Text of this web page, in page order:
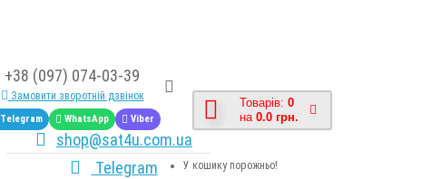
+38 (097) 074-03-39
Замовити зворотній дзвінок
Telegram WhatsApp Viber
shop@sat4u.com.ua
Telegram
Товарів: 0
на 0.0 грн.
У кошику порожньо!